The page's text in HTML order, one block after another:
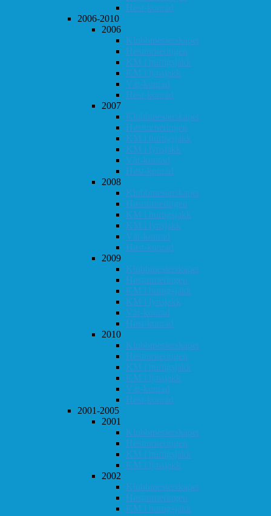
Høst-konrad
2006-2010
2006
Klubbmesterskapet
Høstturneringen
KM i hurtigsjakk
KM i lynsjakk
Vår-konrad
Høst-konrad
2007
Klubbmesterskapet
Høstturneringen
KM i hurtigsjakk
KM i lynsjakk
Vår-konrad
Høst-konrad
2008
Klubbmesterskapet
Høstturneringen
KM i hurtigsjakk
KM i lynsjakk
Vår-konrad
Høst-konrad
2009
Klubbmesterskapet
Høstturneringen
KM i hurtigsjakk
KM i lynsjakk
Vår-konrad
Høst-konrad
2010
Klubbmesterskapet
Høstturneringen
KM i hurtigsjakk
KM i lynsjakk
Vår-konrad
Høst-konrad
2001-2005
2001
Klubbmesterskapet
Høstturneringen
KM i hurtigsjakk
KM i lynsjakk
2002
Klubbmesterskapet
Høstturneringen
KM i hurtigsjakk